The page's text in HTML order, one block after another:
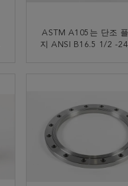
ASTM A105는 단조
지 ANSI B16.5 1/2 -